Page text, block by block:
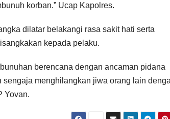
korban.” Ucap Kapolres.
dilatar belakangi rasa sakit hati serta
kepada pelaku.
berencana dengan ancaman pidana
menghilangkan jiwa orang lain
Yovan.